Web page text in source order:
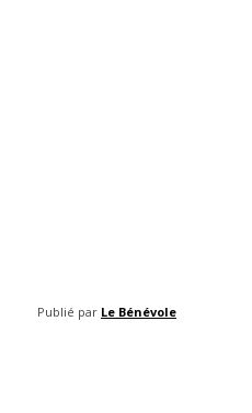
Publié par Le Bénévole